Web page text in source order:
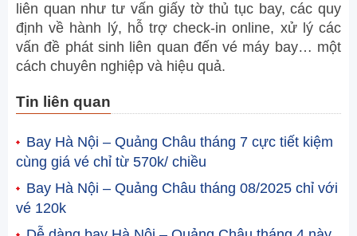
liên quan như tư vấn giấy tờ thủ tục bay, các quy
định về hành lý, hỗ trợ check-in online, xử lý các
vấn đề phát sinh liên quan đến vé máy bay… một
cách chuyên nghiệp và hiệu quả.
Tin liên quan
Bay Hà Nội – Quảng Châu tháng 7 cực tiết kiệm
cùng giá vé chỉ từ 570k/ chiều
Bay Hà Nội – Quảng Châu tháng 08/2025 chỉ với
vé 120k